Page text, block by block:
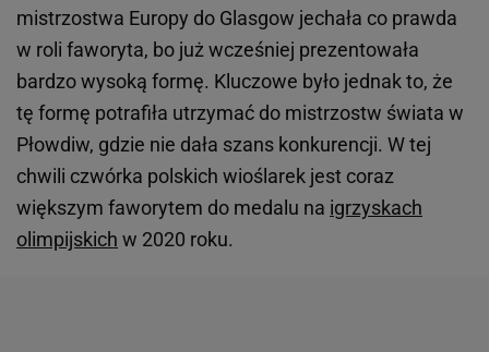
mistrzostwa Europy do Glasgow jechała co prawda
w roli faworyta, bo już wcześniej prezentowała
bardzo wysoką formę. Kluczowe było jednak to, że
tę formę potrafiła utrzymać do mistrzostw świata w
Płowdiw, gdzie nie dała szans konkurencji. W tej
chwili czwórka polskich wioślarek jest coraz
większym faworytem do medalu na igrzyskach
olimpijskich w 2020 roku.